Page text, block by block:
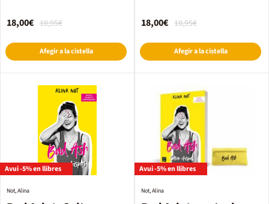
18,95€
18,00€
Afegir a la cistella
18,95€
18,00€
Afegir a la cistella
Avui -5% en llibres
Not, Alina
Avui -5% en llibres
Not, Alina